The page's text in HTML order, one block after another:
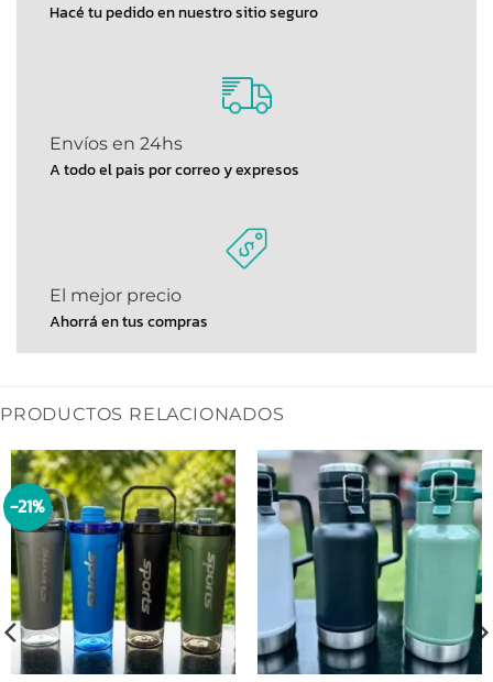
Hacé tu pedido en nuestro sitio seguro
Envíos en 24hs
A todo el pais por correo y expresos
El mejor precio
Ahorrá en tus compras
PRODUCTOS RELACIONADOS
-21%